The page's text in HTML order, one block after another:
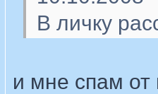
В личку
и мне спам от